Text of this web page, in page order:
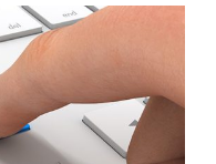
dẫn
nhật